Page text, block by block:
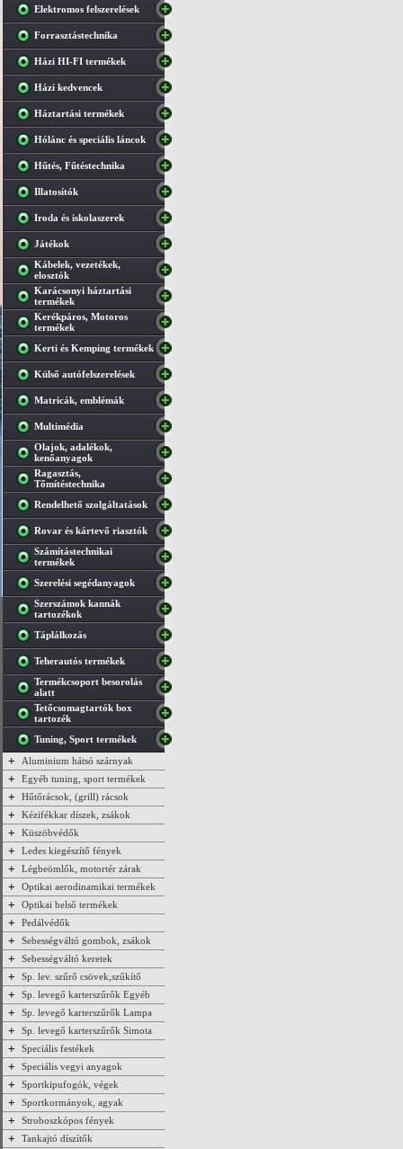
Elektromos felszerelések
Forrasztástechnika
Házi HI-FI termékek
Házi kedvencek
Háztartási termékek
Hólánc és speciális láncok
Hűtés, Fűtéstechnika
Illatosítók
Iroda és iskolaszerek
Játékok
Kábelek, vezetékek,
elosztók
Karácsonyi háztartási
termékek
Kerékpáros, Motoros
termékek
Kerti és Kemping termékek
Külső autófelszerelések
Matricák, emblémák
Multimédia
Olajok, adalékok,
kenőanyagok
Ragasztás,
Tőmítéstechnika
Rendelhető szolgáltatások
Rovar és kártevő riasztók
Számítástechnikai
termékek
Szerelési segédanyagok
Szerszámok kannák
tartozékok
Táplálkozás
Teherautós termékek
Termékcsoport besorolás
alatt
Tetőcsomagtartók box
tartozék
Tuning, Sport termékek
+ Aluminium hátsó szárnyak
+ Egyéb tuning, sport termékek
+ Hűtőrácsok, (grill) rácsok
+ Kézifékkar díszek, zsákok
+ Küszöbvédők
+ Ledes kiegészítő fények
+ Légbeömlők, motortér zárak
+ Optikai aerodinamikai termékek
+ Optikai belső termékek
+ Pedálvédők
+ Sebességváltó gombok, zsákok
+ Sebességváltó keretek
+ Sp. lev. szűrő csövek,szűkítő
+ Sp. levegő karterszűrők Egyéb
+ Sp. levegő karterszűrők Lampa
+ Sp. levegő karterszűrők Simota
+ Speciális festékek
+ Speciális vegyi anyagok
+ Sportkipufogók, végek
+ Sportkormányok, agyak
+ Stroboszkópos fények
+ Tankajtó díszítők